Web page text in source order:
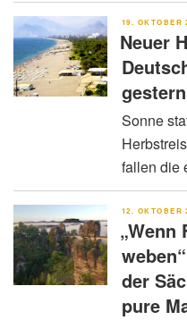
19. OKTOBER
Neuer
Sonne
fallen die
12. OKTOBER
„Wenn
der
pure